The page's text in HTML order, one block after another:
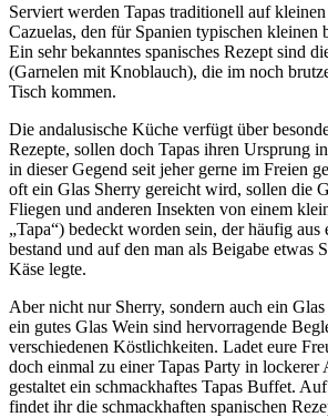
Serviert werden Tapas traditionell auf
Cazuelas, den für Spanien typischen kleinen
Ein sehr bekanntes spanisches Rezept sind
(Garnelen mit Knoblauch), die im noch
Tisch kommen.
Die andalusische Küche verfügt über
Rezepte, sollen doch Tapas ihren Ursprung
in dieser Gegend seit jeher gerne im Freien
oft ein Glas Sherry gereicht wird, sollen die
Fliegen und anderen Insekten von einem
„Tapa“) bedeckt worden sein, der häufig
bestand und auf den man als Beigabe etwas
Käse legte.
Aber nicht nur Sherry, sondern auch ein Glas
ein gutes Glas Wein sind hervorragende
verschiedenen Köstlichkeiten. Ladet eure
doch einmal zu einer Tapas Party in lockerer
gestaltet ein schmackhaftes Tapas Buffet. Auf
findet ihr die schmackhaften spanischen